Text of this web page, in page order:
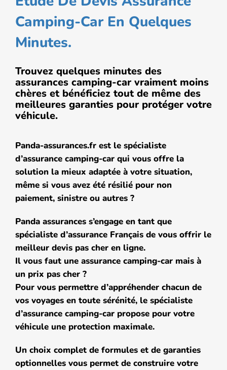
Camping-Car En Quelques
Minutes.
Trouvez quelques minutes des
assurances camping-car vraiment moins
chères et bénéficiez tout de même des
meilleures garanties pour protéger votre
véhicule.
Panda-assurances.fr est le spécialiste
d’assurance camping-car qui vous offre la
solution la mieux adaptée à votre situation,
même si vous avez été résilié pour non
paiement, sinistre ou autres ?
Panda assurances s’engage en tant que
spécialiste d’assurance Français de vous offrir le
meilleur devis pas cher en ligne.
Il vous faut une assurance camping-car mais à
un prix pas cher ?
Pour vous permettre d’appréhender chacun de
vos voyages en toute sérénité, le spécialiste
d’assurance camping-car propose pour votre
véhicule une protection maximale.
Un choix complet de formules et de garanties
optionnelles vous permet de construire votre